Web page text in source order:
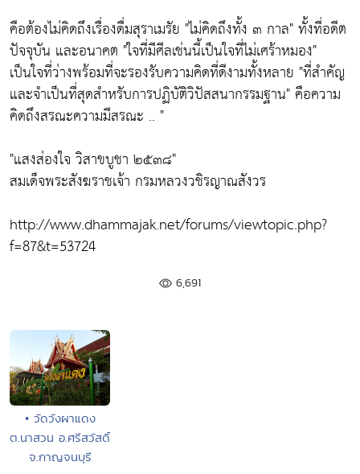
คือต้องไม่คิดถึงเรื่องดื่มสุราเมรัย "ไม่คิดถึงทั้ง ๓ กาล"ทั้งที่อดีต
ปัจจุบัน และอนาคต "ใจที่มีศีลเช่นนี้เป็นใจที่ไม่เศร้าหมอง"
เป็นใจที่ว่างพร้อมที่จะรองรับความคิดที่ดีงามทั้งหลาย "ที่สำคัญ
และจำเป็นที่สุดสำหรับการปฏิบัติวิปัสสนากรรมฐาน"คือความ
คิดถึงสรณะความมีสรณะ .. "
"แสงส่องใจ วิสาขบูชา ๒๕๓๘"
สมเด็จพระสังฆราชเจ้า กรมหลวงวชิรญาณสังวร
http://www.dhammajak.net/forums/viewtopic.php?
f=87&t=53724
6,691
• วัดวังผาแดง
ต.นาสวน อ.ศรีสวัสดิ์
จ.กาญจนบุรี